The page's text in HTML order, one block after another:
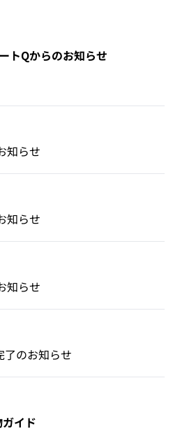
トQからのお知らせ
知らせ
知らせ
知らせ
了のお知らせ
イド